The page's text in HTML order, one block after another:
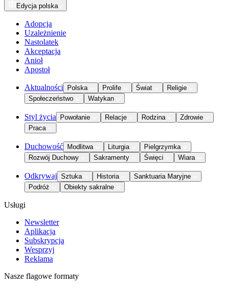
Edycja polska
Adopcja
Uzależnienie
Nastolatek
Akceptacja
Anioł
Apostoł
Aktualności Polska Prolife Świat
Religie
Społeczeństwo
Watykan
Styl życia Powołanie Relacje Rodzina
Zdrowie
Praca
Duchowość Modlitwa Liturgia
Pielgrzymka
Rozwój Duchowy
Sakramenty Święci Wiara
Odkrywaj Sztuka Historia
Sanktuaria Maryjne
Podróż
Obiekty sakralne
Usługi
Newsletter
Aplikacja
Subskrypcja
Wesprzyj
Reklama
Nasze flagowe formaty